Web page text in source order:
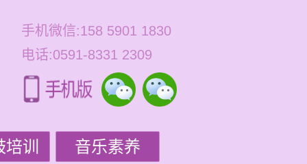
手机微信:158 5901 1830
电话:0591-8331 2309
训 音乐素养